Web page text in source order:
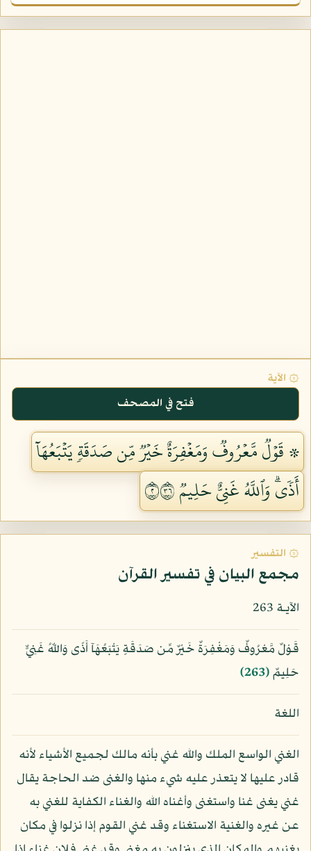
۞ الآية
فتح في المصحف
۞ قَوۡلٞ مَّعۡرُوفٞ وَمَغۡفِرَةٌ خَيۡرٞ مِّن صَدَقَةٖ يَتۡبَعُهَآ
أَذٗىۗ وَٱللَّهُ غَنِيٌّ حَلِيمٞ ٢٦٣
۞ التفسير
مجمع البيان في تفسير القرآن
الآيـة 263
قَوْلٌ مَّعْرُوفٌ وَمَغْفِرَةٌ خَيْرٌ مِّن صَدَقَةٍ يَتْبَعُهَآ أَذًى وَاللّهُ غَنِيٌّ
حَلِيمٌ﴿263﴾
اللغة
الغني الواسع الملك والله غني بأنه مالك لجميع الأشياء لأنه
قادر عليها لا يتعذر عليه شيء منها والغنى ضد الحاجة يقال
غني يغنى غنا واستغنى وأغناه الله والغناء الكفاية للغني به
عن غيره والغنية الاستغناء وقد غني القوم إذا نزلوا في مكان